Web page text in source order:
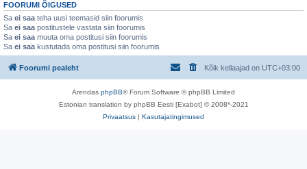
FOORUMI ÕIGUSED
Sa ei saa teha uusi teemasid siin foorumis
Sa ei saa postitustele vastata siin foorumis
Sa ei saa muuta oma postitusi siin foorumis
Sa ei saa kustutada oma postitusi siin foorumis
Foorumi pealeht Kõik kellaajad on UTC+03:00
Arendas phpBB® Forum Software © phpBB Limited
Estonian translation by phpBB Eesti [Exabot] © 2008*-2021
Privaatsus | Kasutajatingimused